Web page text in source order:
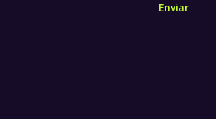
Enviar